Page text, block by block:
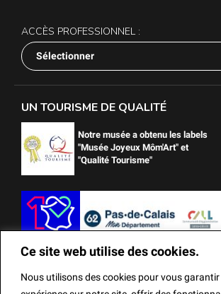
Ce site web utilise des cookies.
Nous utilisons des cookies pour vous garantir
ACCÈS PROFESSIONNEL :
Sélectionner
UN TOURISME DE QUALITÉ
Notre musée a obtenu les labels
"Musée Joyeux Môm'Art" et
"Qualité Tourisme"